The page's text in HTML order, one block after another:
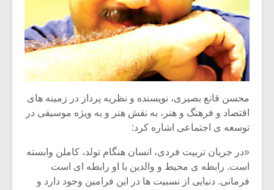
محسن قانع بصیری، نویسنده و نظریه پرداز در زمینه های
اقتصاد و فرهنگ و هنر، به نقش هنر و به ویژه موسیقی در
توسعه ی اجتماعی اشاره کرد:
«در جریان تربیت فردی، انسان هنگام تولد، کاملن وابسته
است. رابطه ی محیط و والدین با او رابطه ای است
فرمانی. دنیایی از نسبیت ها در این فرامین وجود دارد و